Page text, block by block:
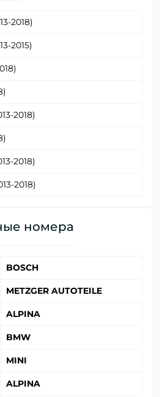
2018)
2015)
2018)
2018)
2018)
номера
BOSCH
METZGER AUTOTEILE
ALPINA
BMW
MINI
ALPINA